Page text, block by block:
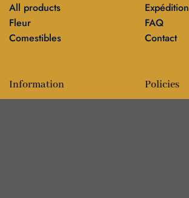
All products
Fleur
Comestibles
Expédition
FAQ
Contact
Information Policies